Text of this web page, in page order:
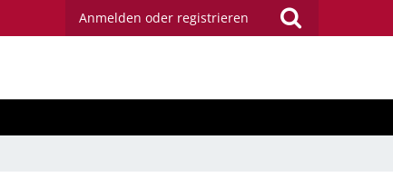
Anmelden oder registrieren